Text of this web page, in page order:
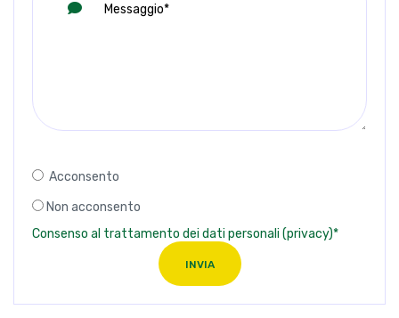
Acconsento
Non acconsento
Consenso al trattamento dei dati personali (privacy)*
INVIA